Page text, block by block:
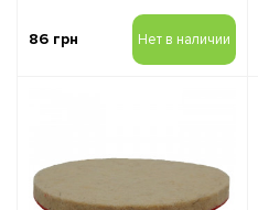
86 грн Нет в наличии